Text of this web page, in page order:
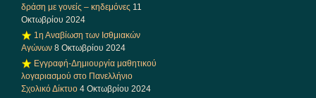
δράση με γονείς – κηδεμόνες 11
Οκτωβρίου 2024
1η Αναβίωση των Ισθμιακών
Αγώνων 8 Οκτωβρίου 2024
Εγγραφή-Δημιουργία μαθητικού
λογαριασμού στο Πανελλήνιο
Σχολικό Δίκτυο 4 Οκτωβρίου 2024